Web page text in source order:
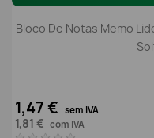
Bloco De Notas Memo
1,47 € sem IVA
1,81 € com IVA